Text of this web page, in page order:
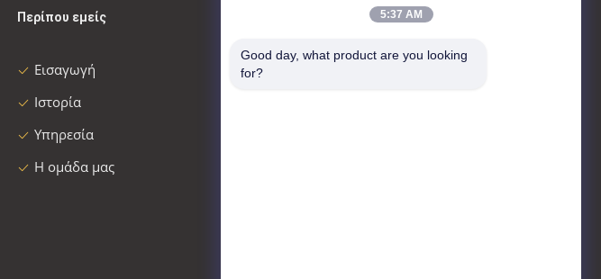
Περίπου εμείς
Εισαγωγή
Ιστορία
Υπηρεσία
Η ομάδα μας
JIANGSU WANSHIDA
5:37 AM
Good day, what product are you looking
for?